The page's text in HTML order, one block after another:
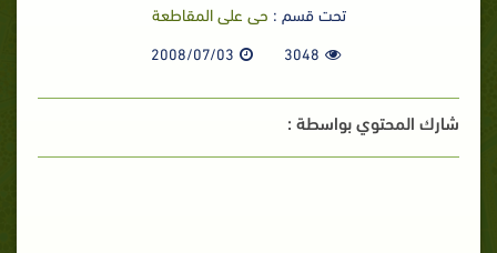
تحت قسم : حى على المقاطعة
3048
2008/07/03
شارك المحتوي بواسطة :